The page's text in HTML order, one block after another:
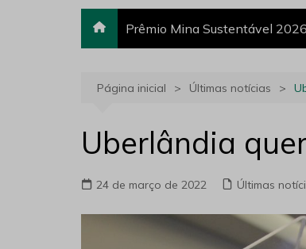
Prêmio Mina Sustentável 2026
Página inicial Últimas notícias
Uberlândia
24 de março de 2022 Últimas